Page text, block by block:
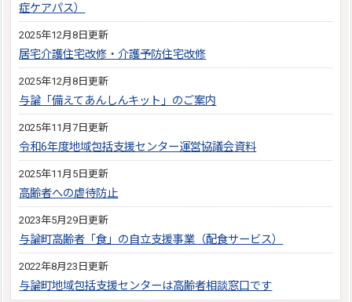
症ケアパス）
2025年12月8日更新
居宅介護住宅改修・介護予防住宅改修
2025年12月8日更新
与論「備えてあんしんキット」のご案内
2025年11月7日更新
令和6年度地域包括支援センター運営協議会資料
2025年11月5日更新
高齢者への虐待防止
2023年5月29日更新
与論町高齢者「食」の自立支援事業（配食サービス）
2022年8月23日更新
与論町地域包括支援センターは高齢者相談窓口です